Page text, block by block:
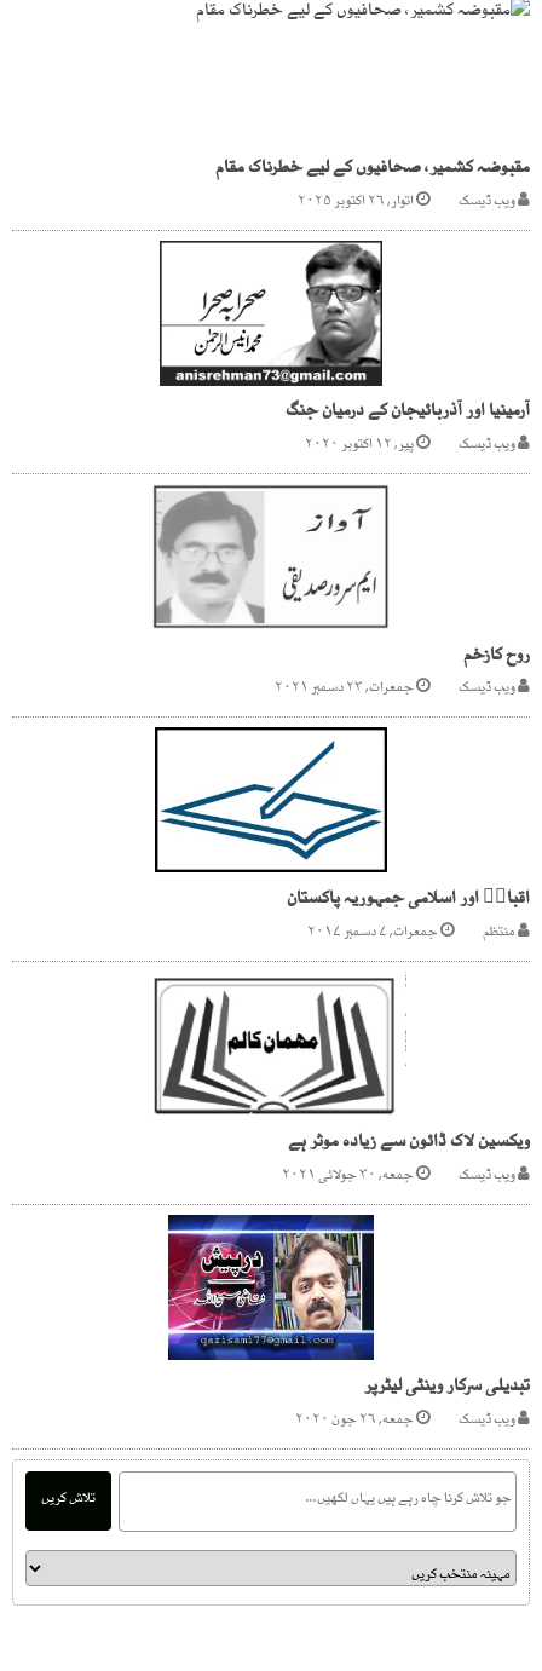
مقبوضہ کشمیر، صحافیوں کے لیے خطرناک مقام
ویب ڈیسک اتوار, ۲۶ اکتوبر ۲۰۲۵
آرمینیا اور آذربائیجان کے درمیان جنگ
ویب ڈیسک پیر, ۱۲ اکتوبر ۲۰۲۰
روح کازخم
ویب ڈیسک جمعرات, ۲۳ دسمبر ۲۰۲۱
اقبالؒ اور اسلامی جمہوریہ پاکستان
منتظم جمعرات, ۷ دسمبر ۲۰۱۷
ویکسین لاک ڈائون سے زیادہ موثر ہے
ویب ڈیسک جمعه, ۳۰ جولائی ۲۰۲۱
تبدیلی سرکار وینٹی لیٹرپر
ویب ڈیسک جمعه, ۲۶ جون ۲۰۲۰
تلاش کریں